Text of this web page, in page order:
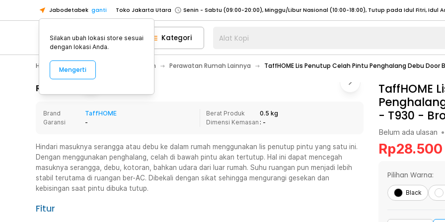
Jabodetabek ganti Toko Jakarta Utara
Toko Tangerang
Toko Cikupa
Pick n Go Jakarta Barat
Senin - Jumat (07:00 - 20:00), Sabtu - Minggu (08:00 - 20:00), Tutup pada Idul Fitri
Pick n Go Bekasi
Senin - Jumat (08:00 - 20:00), Sabtu - Minggu/ Libur Nasional (08:00 - 17:00) Selengkapnya
Senin - Jumat (08:00 - 20:00), Sabtu - Minggu/ Libur Nasional (08:00 - 17:00) Selengkapnya
Senin - Sabtu (09:00-20:00), Minggu/Libur Nasional (12:00-20:00), Tutup pada Idul Fitri
Toko Jakarta Barat
Senin - Sabtu (09:00-20:00), Minggu/Libur Nasional (12:00-20:00), Tutup pada Idul Fitri
Toko Tangerang
Toko Cikupa
Pick n Go Jakarta Barat
Senin - Jumat (07:00 - 20:00), Sabtu - Minggu (08:00 - 20:00), Tutup pada Idul Fitri
Pick n Go Bekasi
Senin - Jumat (08:00 - 20:00), Sabtu - Minggu/ Libur Nasional (08:00 - 17:00) Selengkapnya
Kategori Alat Kopi
Home Appliance Perawatan Rumah Perawatan Rumah Lainnya TaffHOME Lis Penutup Celah Pintu Penghalang Debu
Rincian Produk
Brand
TaffHOME
Garansi
-
Berat Produk
0.5 kg
Dimensi Kemasan : -
Hindari masuknya serangga atau debu ke dalam rumah menggunakan lis penutup pintu yang satu ini.
Dengan menggunakan penghalang, celah di bawah pintu akan tertutup. Hal ini dapat mencegah
masuknya serangga, debu, kotoran, bahkan udara dari luar rumah. Suhu ruangan pun menjadi lebih
stabil terutama di ruangan ber-AC. Dibekali dengan sikat sehingga mengurangi gesekan dan
kebisingan saat pintu dibuka tutup.
Fitur
TaffHOME
- T930 -
Belum ada ulasan •
Rp28.500
Pilihan Warna:
Black
Silakan ubah lokasi store sesuai
dengan lokasi Anda.
Mengerti